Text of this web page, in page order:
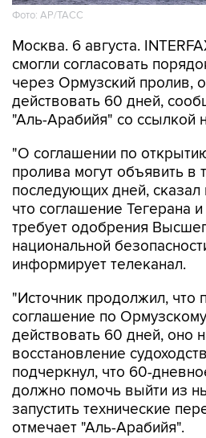
Фото: AP/ТАСС
Москва. 6 августа.
смогли согласовать
через Ормузский пролив,
действовать 60 дней,
"Аль-Арабийя" со ссылкой
"О соглашении по
пролива могут объявить в
последующих дней, сказал
что соглашение Тегерана
требует одобрения
национальной
информирует телеканал.
"Источник продолжил, что
соглашение по
действовать 60 дней, оно
восстановление
подчеркнул, что 60-
должно помочь выйти из
запустить технические
отмечает "Аль-Арабийя".